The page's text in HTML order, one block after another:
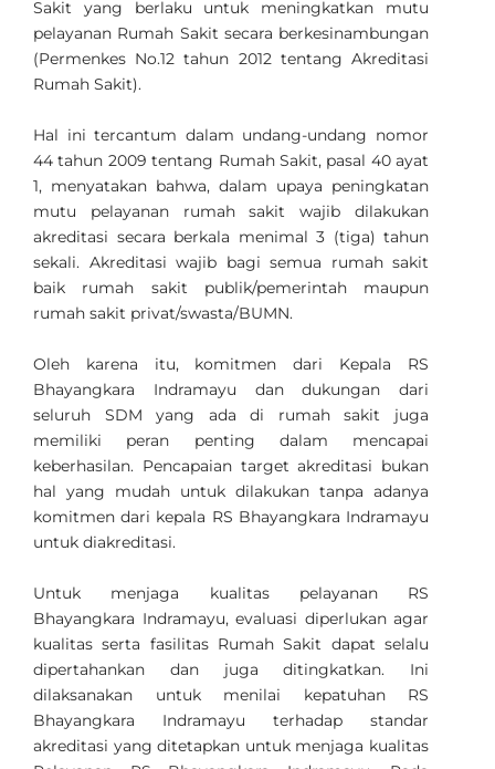
Sakit yang berlaku untuk meningkatkan mutu
pelayanan Rumah Sakit secara berkesinambungan
(Permenkes No.12 tahun 2012 tentang Akreditasi
Rumah Sakit).
Hal ini tercantum dalam undang-undang nomor
44 tahun 2009 tentang Rumah Sakit, pasal 40 ayat
1, menyatakan bahwa, dalam upaya peningkatan
mutu pelayanan rumah sakit wajib dilakukan
akreditasi secara berkala menimal 3 (tiga) tahun
sekali. Akreditasi wajib bagi semua rumah sakit
baik rumah sakit publik/pemerintah maupun
rumah sakit privat/swasta/BUMN.
Oleh karena itu, komitmen dari Kepala RS
Bhayangkara Indramayu dan dukungan dari
seluruh SDM yang ada di rumah sakit juga
memiliki peran penting dalam mencapai
keberhasilan. Pencapaian target akreditasi bukan
hal yang mudah untuk dilakukan tanpa adanya
komitmen dari kepala RS Bhayangkara Indramayu
untuk diakreditasi.
Untuk menjaga kualitas pelayanan RS
Bhayangkara Indramayu, evaluasi diperlukan agar
kualitas serta fasilitas Rumah Sakit dapat selalu
dipertahankan dan juga ditingkatkan. Ini
dilaksanakan untuk menilai kepatuhan RS
Bhayangkara Indramayu terhadap standar
akreditasi yang ditetapkan untuk menjaga kualitas